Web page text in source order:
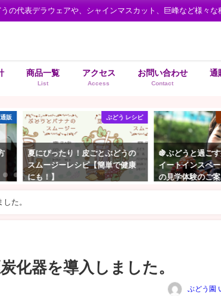
の代表デラウェアや、シャインマスカット、巨峰など様々
商品一覧
List
アクセス
Access
お問い合わせ
Contact
通
ぶどう レシピ
にぴったり！皮ごとぶどうの
スムージーレシピ【簡単で健康
にも！】
お知らせ
🍇ぶどうと過ごす癒しの
イートインスペース＆ぶ
の見学体験のご案内
た。
化器を導入しました。
ぶどう園